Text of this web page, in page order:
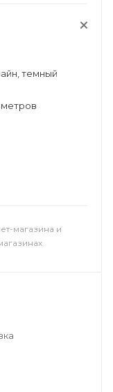
темный
метров
магазина и